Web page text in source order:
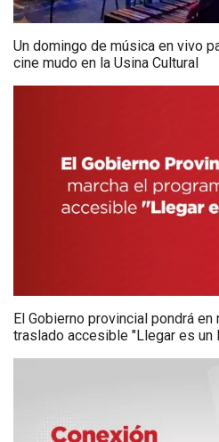
Un domingo de música en vivo
cine mudo en la Usina Cultural
El Gobierno provincial pondrá
traslado accesible "Llegar es un